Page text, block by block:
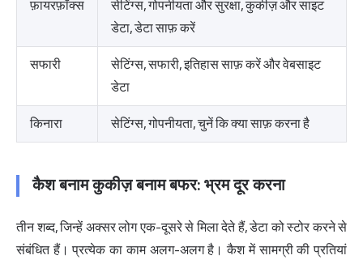
फ़ायरफ़ॉक्स
सेटिंग्स, गोपनीयता और सुरक्षा, कुकीज़ और साइट
डेटा, डेटा साफ़ करें
सफारी
सेटिंग्स, सफारी, इतिहास साफ़ करें और वेबसाइट
डेटा
किनारा सेटिंग्स, गोपनीयता, चुनें कि क्या साफ़ करना है
कैश बनाम कुकीज़ बनाम बफर: भ्रम दूर करना
तीन शब्द, जिन्हें अक्सर लोग एक-दूसरे से मिला देते हैं, डेटा को स्टोर करने से
संबंधित हैं। प्रत्येक का काम अलग-अलग है। कैश में सामग्री की प्रतियां